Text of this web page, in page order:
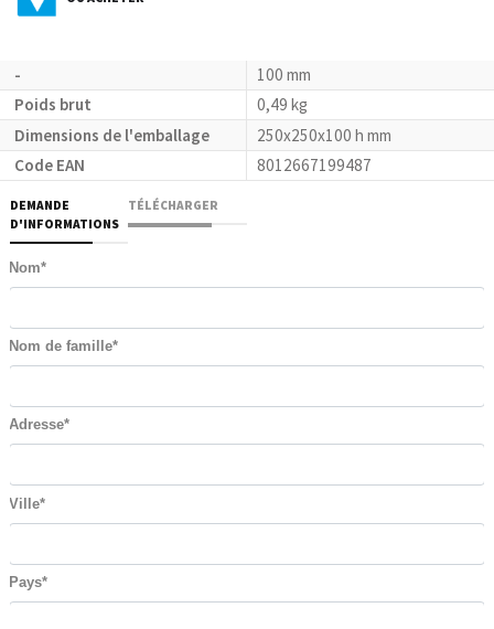
-
100 mm
Poids brut
0,49 kg
Dimensions de l'emballage
250x250x100 h mm
Code EAN
8012667199487
DEMANDE
D'INFORMATIONS
TÉLÉCHARGER